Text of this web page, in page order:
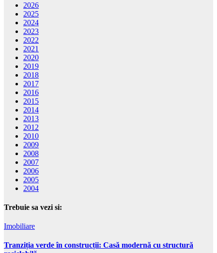
2026
2025
2024
2023
2022
2021
2020
2019
2018
2017
2016
2015
2014
2013
2012
2010
2009
2008
2007
2006
2005
2004
Trebuie sa vezi si:
Imobiliare
Tranziția verde în construcții: Casă modernă cu structură